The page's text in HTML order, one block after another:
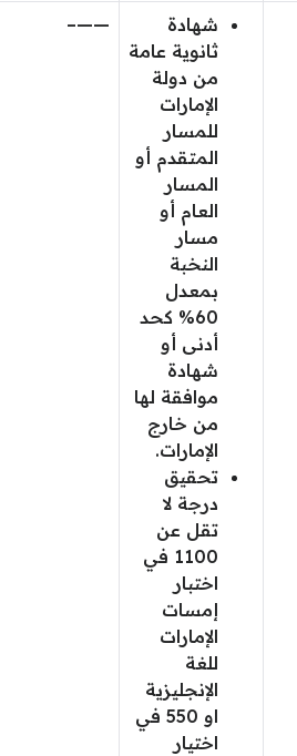
شهادة
ثانوية عامة
من دولة
الإمارات
للمسار
المتقدم أو
المسار
العام أو
مسار
النخبة
بمعدل
60% كحد
أدنى أو
شهادة
موافقة لها
من خارج
الإمارات.
تحقيق
درجة لا
تقل عن
1100 في
اختبار
إمسات
الإمارات
للغة
الإنجليزية
او 550 في
اختيار
——–